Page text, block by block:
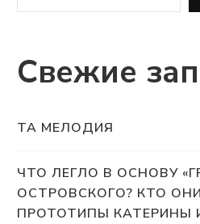
Свежие
ТА МЕЛОДИЯ
ЧТО ЛЕГЛО В ОСНОВУ
ОСТРОВСКОГО? КТО
ПРОТОТИПЫ КАТЕРИНЫ